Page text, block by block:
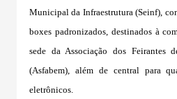
Municipal da Infraestrutura (Seinf),
boxes padronizados, destinados à
sede da Associação dos Feirantes
(Asfabem), além de central para
eletrônicos.